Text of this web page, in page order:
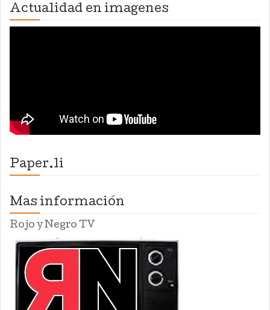
Actualidad en imagenes
Paper.li
Mas información
Rojo y Negro TV